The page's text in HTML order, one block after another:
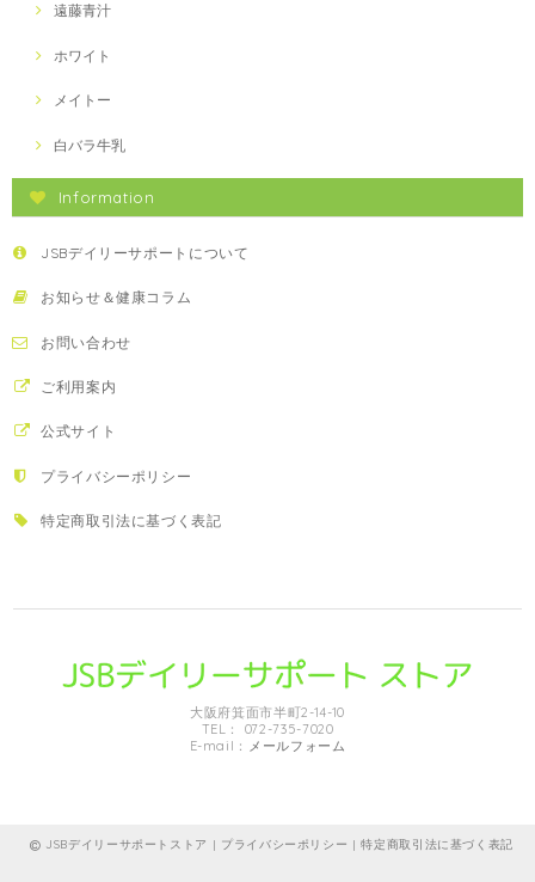
遠藤青汁
ホワイト
メイトー
白バラ牛乳
Information
JSBデイリーサポートについて
お知らせ＆健康コラム
お問い合わせ
ご利用案内
公式サイト
プライバシーポリシー
特定商取引法に基づく表記
大阪府箕面市半町2-14-10
TEL： 072-735-7020
E-mail： メールフォーム
JSBデイリーサポートストア | プライバシーポリシー |特定商取引法に基づく表記